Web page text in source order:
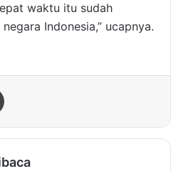
waktu itu sudah
Indonesia,” ucapnya.